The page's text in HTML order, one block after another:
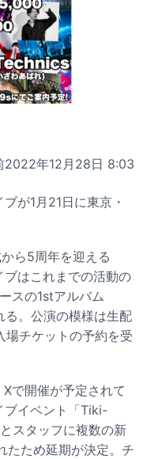
2022年12月28日 8:03
が1月21日に東京・
ら5周年を迎える
はこれまでの活動の
スの1stアルバム
る。公演の模様は生配
場チケットの予約を受
で開催が予定されて
ブイベント「Tiki-
スタッフに複数の新
たため延期が決定。チ